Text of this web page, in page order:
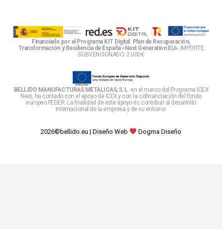
Financiado por el Programa KIT Digital. Plan de Recuperación,
Transformación y Resiliencia de España «Next Generation EU». IMPORTE
SUBVENCIONADO: 2.000€
BELLIDO MANUFACTURAS METÁLICAS, S.L. en el marco del Programa ICEX
Next, ha contado con el apoyo de ICEX y con la cofinanciación del fondo
europeo FEDER. La finalidad de este apoyo es contribuir al desarrollo
internacional de la empresa y de su entorno.
2026©bellido.eu |Diseño Web Dogma Diseño